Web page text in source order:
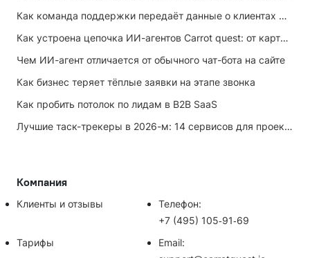
Как команда поддержки передаёт данные о клиентах маркетингу
Как устроена цепочка ИИ-агентов Carrot quest: от карточки лида до записи на встречу
Чем ИИ-агент отличается от обычного чат-бота на сайте
Как бизнес теряет тёплые заявки на этапе звонка
Как пробить потолок по лидам в B2B SaaS
Лучшие таск-трекеры в 2026-м: 14 сервисов для проектов и личных задач
Компания
Клиенты и отзывы
Телефон:
+7 (495) 105‑91‑69
Тарифы
Email: